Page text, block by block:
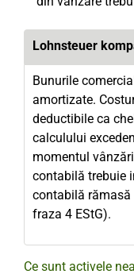
Lohnsteuer
Bunurile
amortizate.
deductibile ca
calculului
momentul
contabilă trebuie
contabilă rămasă
fraza 4 EStG).
Ce sunt activele